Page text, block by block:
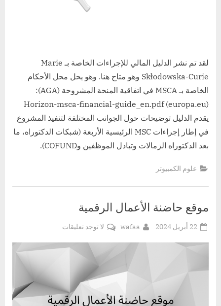
لقد تم نشر الدليل المالي للإجراءات الخاصة بـ Marie
Skłodowska-Curie وهو متاح هنا. وهو يحل محل الأحكام
الخاصة بـ MSCA في اتفاقية المنحة المشروحة (AGA):
Horizon-msca-financial-guide_en.pdf (europa.eu)
يقدم الدليل توضيحات حول الجوانب المختلفة لتنفيذ المشروع
في إطار إجراءات MSC الرئيسية الأربعة (شبكات الدكتوراه، ما
بعد الدكتوراه الزمالات وتبادل الموظفين وCOFUND).
علوم الكمبيوتر
موقع حاضنة الأعمال الرقمية
Posted
22 أبريل 2024 By
wafaa لا توجد تعليقاتعلى
حاضنة